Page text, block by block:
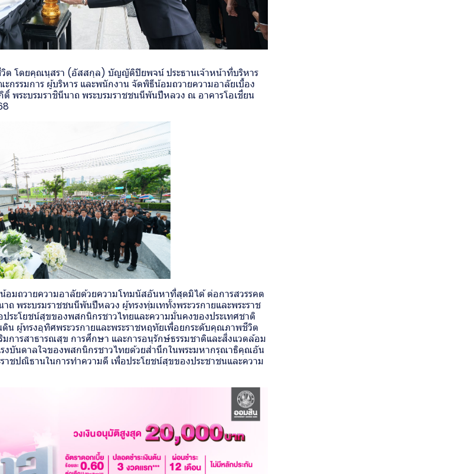
ต โดยคุณนุสรา (อัสสกุล) บัญญัติปิยพจน์ ประธานเจ้าหน้าที่บริหาร
กรรมการ ผู้บริหาร และพนักงาน จัดพิธีน้อมถวายความอาลัยเบื้อง
พระบรมราชินีนาถ พระบรมราชชนนีพันปีหลวง ณ อาคารโอเชี่ยน
อมถวายความอาลัยด้วยความโทมนัสอันหาที่สุดมิได้ ต่อการสวรรคต
ถ พระบรมราชชนนีพันปีหลวง ผู้ทรงทุ่มเททั้งพระวรกายและพระราช
ระโยชน์สุขของพสกนิกรชาวไทยและความมั่นคงของประเทศชาติ
น ผู้ทรงอุทิศพระวรกายและพระราชหฤทัยเพื่อยกระดับคุณภาพชีวิต
การสาธารณสุข การศึกษา และการอนุรักษ์ธรรมชาติและสิ่งแวดล้อม
งบันดาลใจของพสกนิกรชาวไทยด้วยสำนึกในพระมหากรุณาธิคุณอัน
ชปณิธานในการทำความดี เพื่อประโยชน์สุขของประชาชนและความ